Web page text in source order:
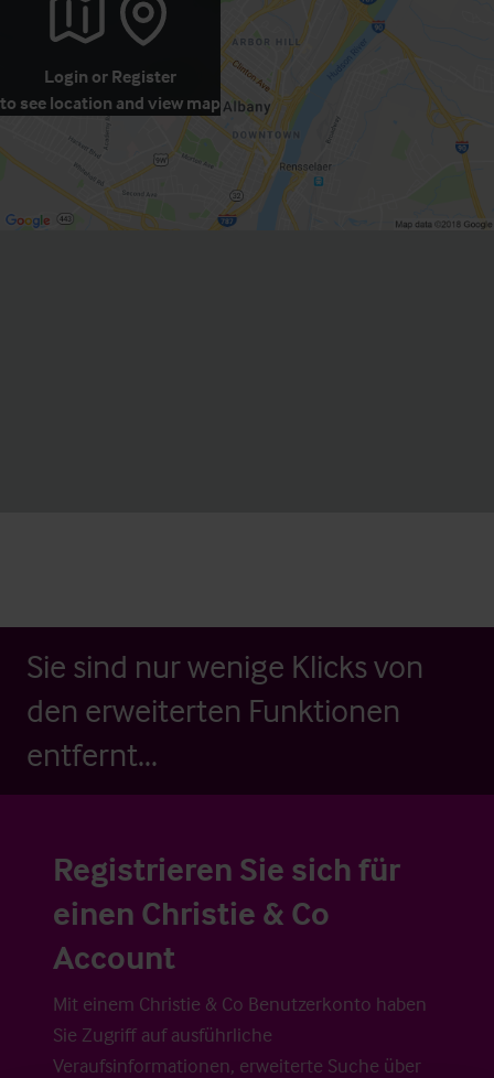
Login or Register
to see location and view map
Sie sind nur wenige Klicks von
den erweiterten Funktionen
entfernt...
Registrieren Sie sich für
einen Christie & Co
Account
Mit einem Christie & Co Benutzerkonto haben
Sie Zugriff auf ausführliche
Veraufsinformationen, erweiterte Suche über